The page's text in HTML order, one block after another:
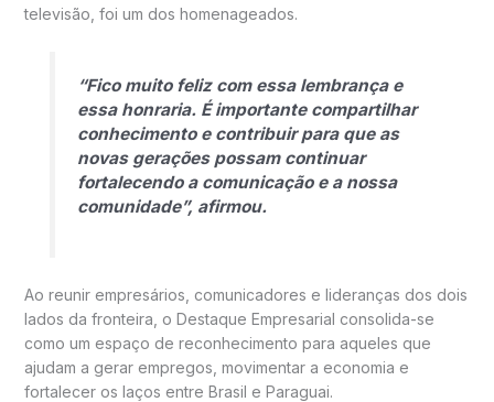
televisão, foi um dos homenageados.
“Fico muito feliz com essa lembrança e
essa honraria. É importante compartilhar
conhecimento e contribuir para que as
novas gerações possam continuar
fortalecendo a comunicação e a nossa
comunidade”, afirmou.
Ao reunir empresários, comunicadores e lideranças dos dois
lados da fronteira, o Destaque Empresarial consolida-se
como um espaço de reconhecimento para aqueles que
ajudam a gerar empregos, movimentar a economia e
fortalecer os laços entre Brasil e Paraguai.